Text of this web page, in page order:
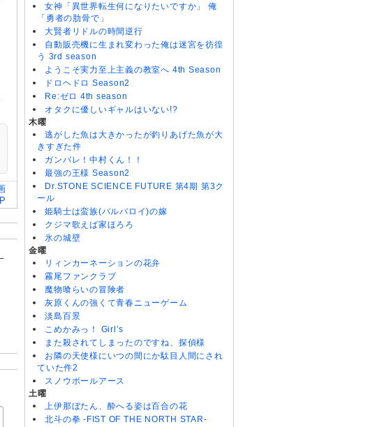
女神「異世界転生何になりたいですか」 俺
「勇者の肋骨で」
大賢者リドルの時間逆行
自動販売機に生まれ変わった俺は迷宮を彷徨
う 3rd season
ようこそ実力至上主義の教室へ 4th Season
ドロヘドロ Season2
Re:ゼロ 4th season
オタクに優しいギャルはいない!?
木曜
逃がした魚は大きかったが釣りあげた魚が大
きすぎた件
ガンバレ！中村くん！！
最強の王様 Season2
Dr.STONE SCIENCE FUTURE 第4期 第3ク
ール
姫騎士は蛮族(バルバロイ)の嫁
クジマ歌えば家ほろろ
氷の城壁
金曜
リィンカーネーションの花弁
霧尾ファンクラブ
魔物喰らいの冒険者
灰原くんの強くて青春ニューゲーム
淡島百景
こめかみっ！ Girl’s
また殺されてしまったのですね、探偵様
お隣の天使様にいつの間にか駄目人間にされ
ていた件2
スノウボールアース
土曜
上伊那ぼたん、酔へる姿は百合の花
北斗の拳 -FIST OF THE NORTH STAR-